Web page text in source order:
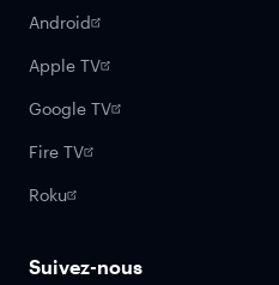
Android
Apple TV
Google TV
Fire TV
Roku
Suivez-nous